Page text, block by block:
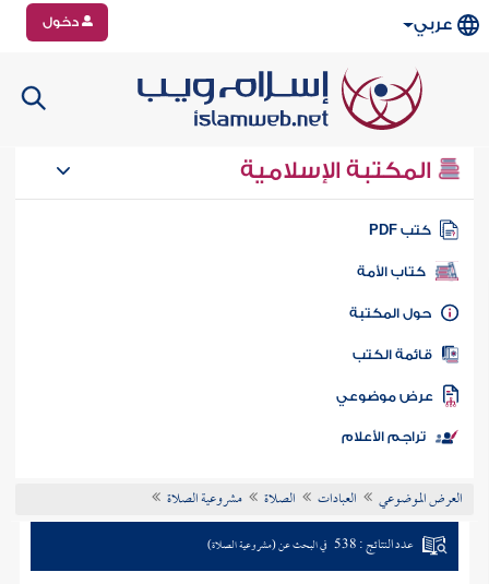
عربي دخول
المكتبة الإسلامية
كتب PDF
كتاب الأمة
المكتبة
الكتب
موضوعي
تراجم الأعلام
العرض الموضوعي العبادات الصلاة مشروعية الصلاة
عدد النتائج : 538 في البحث عن (مشروعية الصلاة)